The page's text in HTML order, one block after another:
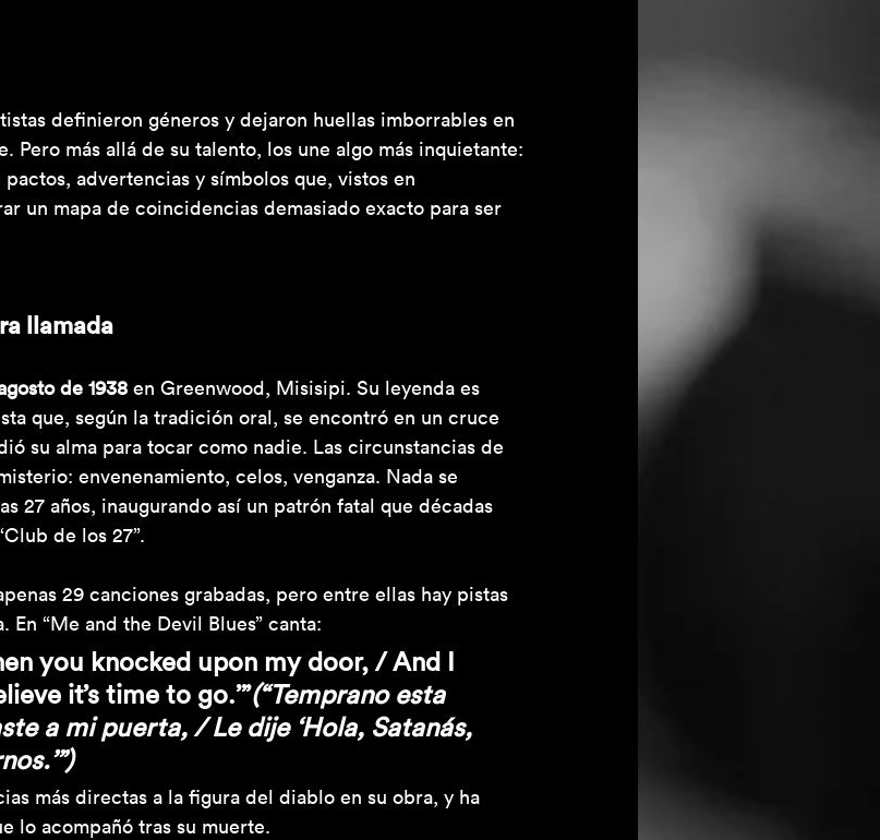
definieron géneros y dejaron huellas imborrables en
Pero más allá de su talento, los une algo más inquietante:
advertencias y símbolos que, vistos en
un mapa de coincidencias demasiado exacto para ser
llamada
de 1938 en Greenwood, Misisipi. Su leyenda es
que, según la tradición oral, se encontró en un cruce
su alma para tocar como nadie. Las circunstancias de
envenenamiento, celos, venganza. Nada se
27 años, inaugurando así un patrón fatal que décadas
de los 27”.
29 canciones grabadas, pero entre ellas hay pistas
En “Me and the Devil Blues” canta:
you knocked upon my door, / And I
it’s time to go.’”(“Temprano esta
a mi puerta, / Le dije ‘Hola, Satanás,
más directas a la figura del diablo en su obra, y ha
lo acompañó tras su muerte.